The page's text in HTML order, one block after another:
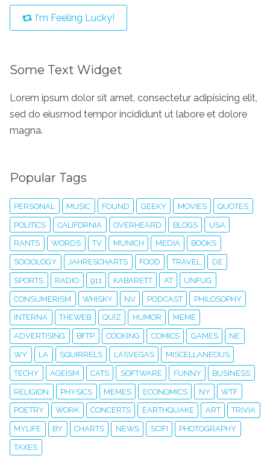
I'm Feeling Lucky!
Some Text Widget
Lorem ipsum dolor sit amet, consectetur adipisicing elit,
sed do eiusmod tempor incididunt ut labore et dolore
magna.
Popular Tags
PERSONAL MUSIC FOUND GEEKY MOVIES QUOTES
POLITICS CALIFORNIA OVERHEARD BLOGS USA
RANTS WORDS TV MUNICH MEDIA BOOKS
SOCIOLOGY JAHRESCHARTS FOOD TRAVEL DE
SPORTS RADIO 911 KABARETT AT UNFUG
CONSUMERISM WHISKY NV PODCAST PHILOSOPHY
INTERNA THEWEB QUIZ HUMOR MEME
ADVERTISING BFTP COOKING COMICS GAMES NE
WY LA SQUIRRELS LASVEGAS MISCELLANEOUS
TECHY AGEISM CATS SOFTWARE FUNNY BUSINESS
RELIGION PHYSICS MEMES ECONOMICS NY WTF
POETRY WORK CONCERTS EARTHQUAKE ART TRIVIA
MYLIFE BY CHARTS NEWS SCIFI PHOTOGRAPHY
TAXES